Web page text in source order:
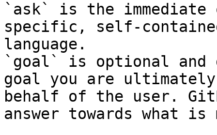
`ask` is the
specific, self-
language.
`goal` is optional and
goal you are
behalf of the user.
answer towards what